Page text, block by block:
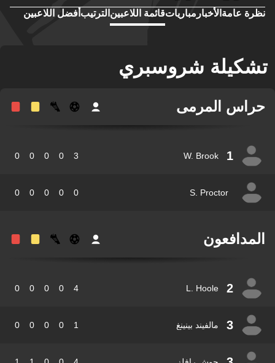
عامةالأخبارمبارياتقائمة اللاعبينالترتيبأفضل اللاعبين
شروسبري
المرمى
1
W. Brook
0
0
0
S. Proctor
0
0
0
0
2
L. Hoole
0
0
0
0
3 مالفيند بينينغ 0
0
0